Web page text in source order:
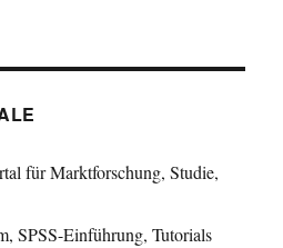
für Marktforschung, Studie,
SPSS-Einführung, Tutorials